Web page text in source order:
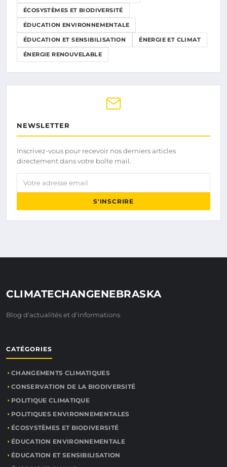
ÉCOSYSTÈMES ET BIODIVERSITÉ
ÉDUCATION ENVIRONNEMENTALE
ÉDUCATION ET SENSIBILISATION ÉNERGIE ET CLIMAT
ÉNERGIE RENOUVELABLE
NEWSLETTER
Inscrivez-vous pour recevoir nos derniers articles
directement dans votre boîte mail.
Votre adresse email
S'INSCRIRE
CLIMATECHANGENEBRASKA
Blog d'actualités et d'informations
CATÉGORIES
CHANGEMENTS CLIMATIQUES
CONSERVATION DE LA BIODIVERSITÉ
POLITIQUE CLIMATIQUE
POLITIQUES ENVIRONNEMENTALES
ÉCOSYSTÈMES ET BIODIVERSITÉ
ÉDUCATION ENVIRONNEMENTALE
ÉDUCATION ET SENSIBILISATION